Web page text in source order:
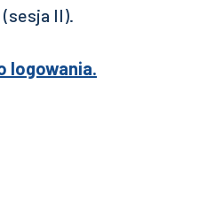
II).
logowania.